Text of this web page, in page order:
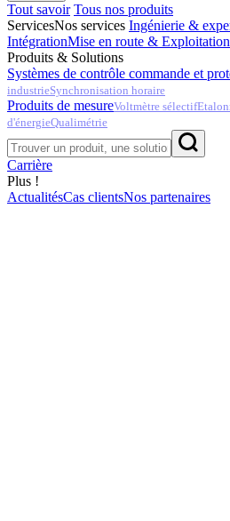
Tout savoir Tous nos produits
ServicesNos services Ingénierie &
IntégrationMise en route & Exploitation
Produits & Solutions
Systèmes de contrôle commande et
industrieSynchronisation horaire
Produits de mesureVoltmètre sélectif
d'énergieQualimétrie
Carrière
Plus !
ActualitésCas clientsNos partenaires